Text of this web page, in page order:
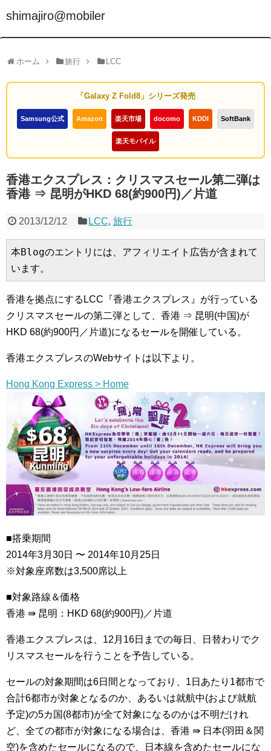
shimajiro@mobiler
ホーム 旅行 LCC
「Galaxy Z Fold8」シリーズ発売
Samsung公式 Amazon 楽天市場 docomo KDDI SoftBank
楽天モバイル
香港エクスプレス：クリスマスセール第二弾は
香港 ⇒ 昆明がHKD 68(約900円)／片道
2013/12/12 LCC,旅行
本Blogのエントリには、アフィリエイト広告が含まれて
います。
香港を拠点にするLCC『香港エクスプレス』が行っている
クリスマスセールの第二弾として、香港 ⇒ 昆明(中国)が
HKD 68(約900円／片道)になるセールを開催している。
香港エクスプレスのWebサイトは以下より。
Hong Kong Express > Home
■搭乗期間
2014年3月30日 〜 2014年10月25日
※対象座席数は3,500席以上
■対象路線＆価格
香港 ⇛ 昆明：HKD 68(約900円)／片道
香港エクスプレスは、12月16日までの毎日、日替わりでク
リスマスセールを行うことを予告している。
セールの対象期間は6日間となっており、1日あたり1都市で
合計6都市が対象となるのか、あるいは就航中(および就航
予定)の5カ国(8都市)が全て対象になるのかは不明だけれ
ど、全ての都市が対象になる場合は、香港 ⇛ 日本(羽田＆関
空)を含めたセールになるので、日本線を含めたセールにな